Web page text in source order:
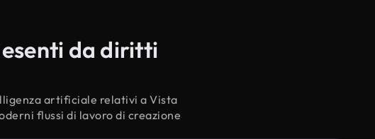
da diritti
artificiale relativi a Vista
flussi di lavoro di creazione